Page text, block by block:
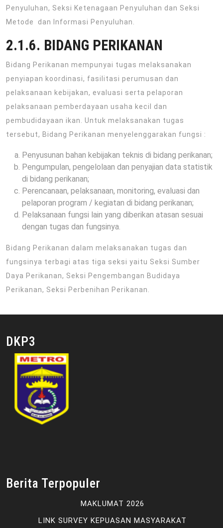
Penyuluhan, Seksi Ketenagaan Penyuluhan dan Seksi
Metode dan Informasi Penyuluhan.
2.1.6. BIDANG PERIKANAN
Bidang Perikanan mempunyai tugas melaksanakan
penyiapan koordinasi, fasilitasi perumusan dan
pelaksanaan kebijakan, evaluasi serta pelaporan
pelaksanaan pemberdayaan usaha kecil dan
pembudidayaan ikan. Untuk melaksanakan tugas
tersebut, Bidang Perikanan menyelenggarakan fungsi :
Penyusunan bahan kebijakan teknis di bidang perikanan;
Pengumpulan, pengelolaan dan penyajian data statistik
di bidang perikanan;
Perencanaan, pelaksanaan, monitoring, evaluasi dan
pelaporan program / kegiatan di bidang perikanan;
Pelaksanaan fungsi lain yang diberikan atasan sesuai
dengan tugas dan fungsinya.
Bidang Perikanan dalam melaksanakan tugas dan
fungsinya terbagi atas tiga seksi yaitu Seksi Sumber
Daya Perikanan, Seksi Pengembangan Budidaya
Perikanan, Seksi Perbenihan Perikanan.
DKP3
Berita Terpopuler
MAKLUMAT 2026
LINK SURVEY KEPUASAN MASYARAKAT